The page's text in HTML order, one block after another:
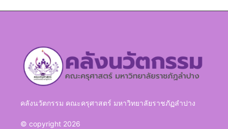
คลังนวัตกรรม คณะครุศาสตร์ มหาวิทยาลัยราชภัฏลำปาง
© copyright 2026